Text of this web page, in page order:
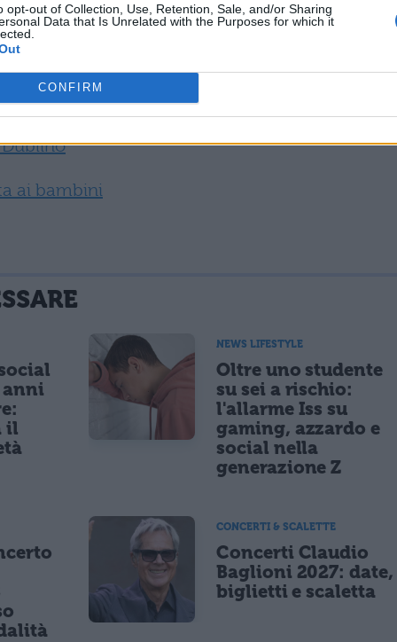
opt-out of Collection, Use, Retention, Sale, and/or Sharing
Data that Is Unrelated with the Purposes for which it
CONFIRM
ai bambini
il
NEWS LIFESTYLE
Oltre uno studente
su sei a rischio:
l'allarme Iss su
gaming, azzardo e
social nella
generazione Z
CONCERTI & SCALETTE
Concerti Claudio
Baglioni 2027: date,
biglietti e scaletta